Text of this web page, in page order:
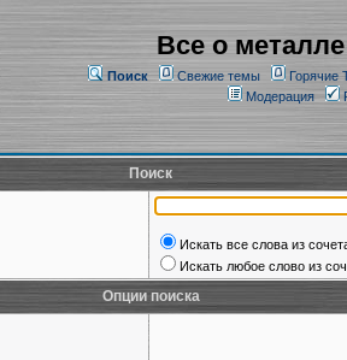
Все о
Поиск Свежие темы Горячие
Модерация
Поиск
Искать все слова из
Искать любое слово из
Опции поиска